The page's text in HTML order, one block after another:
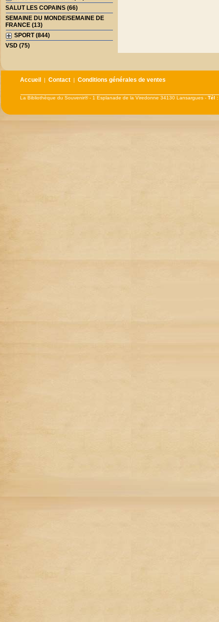
SALUT LES COPAINS (66)
SEMAINE DU MONDE/SEMAINE DE
FRANCE (13)
SPORT (844)
VSD (75)
Accueil |Contact |Conditions générales de ventes
La Bibliothèque du Souvenir® - 1 Esplanade de la Viredonne 34130 Lansargues -Tél